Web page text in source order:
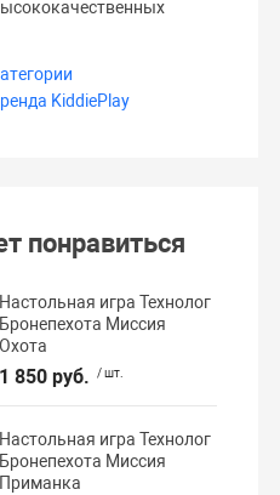
KiddiePlay
понравиться
Настольная игра Технолог
Бронепехота Миссия
Охота
1 850 руб. / шт.
Настольная игра Технолог
Бронепехота Миссия
Приманка